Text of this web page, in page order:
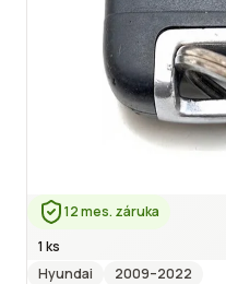
12 mes. záruka
1 ks
Hyundai
2009–2022